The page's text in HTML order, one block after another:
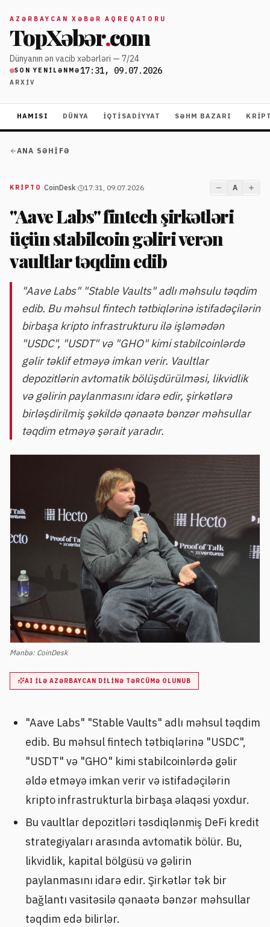
AZƏRBAYCAN XƏBƏR AQREQATORU
TopXəbər.com
Dünyanın ən vacib xəbərləri — 7/24
SON YENILƏNMƏ17:31, 09.07.2026
ARXIV
HAMISI DÜNYA İQTISADIYYAT SƏHM BAZARI
ANA SƏHIFƏ
KRIPTO CoinDesk 17:31, 09.07.2026 A
"Aave Labs" fintech şirkətləri
üçün stabilcoin gəliri verən
vaultlar təqdim edib
"Aave Labs" "Stable Vaults" adlı məhsulu təqdim
edib. Bu məhsul fintech tətbiqlərinə istifadəçilərin
birbaşa kripto infrastrukturu ilə işləmədən
"USDC", "USDT" və "GHO" kimi stabilcoinlərdə
gəlir təklif etməyə imkan verir. Vaultlar
depozitlərin avtomatik bölüşdürülməsi, likvidlik
və gəlirin paylanmasını idarə edir, şirkətlərə
birləşdirilmiş şəkildə qənaətə bənzər məhsullar
təqdim etməyə şərait yaradır.
Mənbə: CoinDesk
AI ILƏ AZƏRBAYCAN DILINƏ TƏRCÜMƏ OLUNUB
"Aave Labs" "Stable Vaults" adlı məhsul təqdim
edib. Bu məhsul fintech tətbiqlərinə "USDC",
"USDT" və "GHO" kimi stabilcoinlərdə gəlir
əldə etməyə imkan verir və istifadəçilərin
kripto infrastrukturla birbaşa əlaqəsi yoxdur.
Bu vaultlar depozitləri təsdiqlənmiş DeFi kredit
strategiyaları arasında avtomatik bölür. Bu,
likvidlik, kapital bölgüsü və gəlirin
paylanmasını idarə edir. Şirkətlər tək bir
bağlantı vasitəsilə qənaətə bənzər məhsullar
təqdim edə bilirlər.